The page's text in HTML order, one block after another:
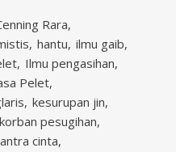
Rara
hantu ilmu gaib
Ilmu pengasihan
Pelet
kesurupan jin
korban pesugihan
cinta